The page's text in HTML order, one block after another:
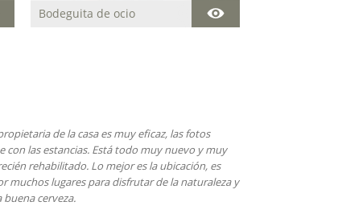
Bodeguita de ocio
La estancia fue perfecta. La casa esta situado en un entorno
maravilloso y perfectamente equipada con
gusto en la decoración exquisito. La propietaria fue muy
en todo momento. Recomendamos este alojamiento.